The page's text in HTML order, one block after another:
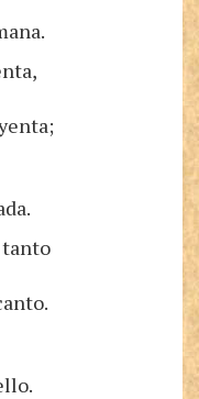
tanto